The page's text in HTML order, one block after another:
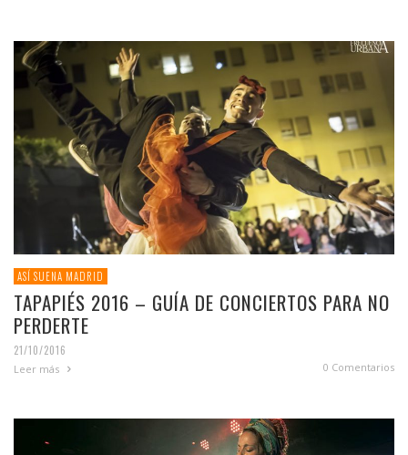
ASÍ SUENA MADRID
TAPAPIÉS 2016 – GUÍA DE CONCIERTOS PARA NO
PERDERTE
21/10/2016
Leer más 0 Comentarios